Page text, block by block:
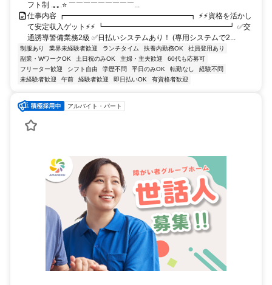
フト制 .｡｡.⭐ ￣￣￣￣￣￣￣￣￣...
仕事内容 ┏━━━━━━━━━━━━━━━━━┓ ⚡⚡資格を活かし
て安定収入ゲット⚡⚡ ┗━━━━━━━━━━━━━━━━━┛ ✅交
通誘導警備業務2級 ✅日払いシステムあり！ (専用システムで2...
制服あり 業界未経験者歓迎 ランチタイム 扶養内勤務OK
社員登用あり
副業・WワークOK
土日祝のみOK 主婦・主夫歓迎
60代も応募可
フリーター歓迎
シフト自由 学歴不問 平日のみOK 転勤なし
経験不問
未経験者歓迎
午前 経験者歓迎 即日払いOK 有資格者歓迎
アルバイト・パート